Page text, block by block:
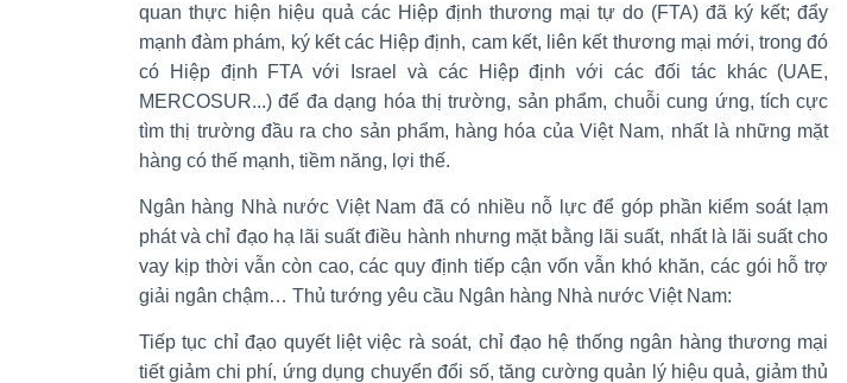
quan thực hiện hiệu quả các Hiệp định thương mại tự do (FTA) đã ký kết; đẩy
mạnh đàm phám, ký kết các Hiệp định, cam kết, liên kết thương mại mới, trong đó
có Hiệp định FTA với Israel và các Hiệp định với các đối tác khác (UAE,
MERCOSUR...) để đa dạng hóa thị trường, sản phẩm, chuỗi cung ứng, tích cực
tìm thị trường đầu ra cho sản phẩm, hàng hóa của Việt Nam, nhất là những mặt
hàng có thế mạnh, tiềm năng, lợi thế.
Ngân hàng Nhà nước Việt Nam đã có nhiều nỗ lực để góp phần kiểm soát lạm
phát và chỉ đạo hạ lãi suất điều hành nhưng mặt bằng lãi suất, nhất là lãi suất cho
vay kịp thời vẫn còn cao, các quy định tiếp cận vốn vẫn khó khăn, các gói hỗ trợ
giải ngân chậm… Thủ tướng yêu cầu Ngân hàng Nhà nước Việt Nam:
Tiếp tục chỉ đạo quyết liệt việc rà soát, chỉ đạo hệ thống ngân hàng thương mại
tiết giảm chi phí, ứng dụng chuyển đổi số, tăng cường quản lý hiệu quả, giảm thủ